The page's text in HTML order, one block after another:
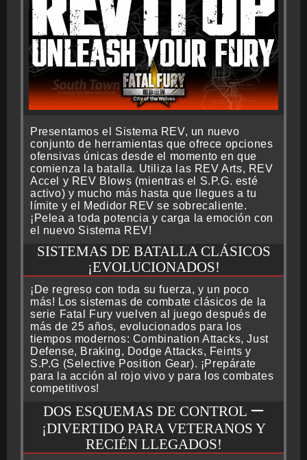
Presentamos el Sistema REV, un nuevo
conjunto de herramientas que ofrece opciones
ofensivas únicas desde el momento en que
comienza la batalla. Utiliza las REV Arts, REV
Accel y REV Blows (mientras el S.P.G. esté
activo) y mucho más hasta que llegues a tu
límite y el Medidor REV se sobrecaliente.
¡Pelea a toda potencia y carga la emoción con
el nuevo Sistema REV!
SISTEMAS DE BATALLA CLÁSICOS
¡EVOLUCIONADOS!
¡De regreso con toda su fuerza, y un poco
más! Los sistemas de combate clásicos de la
serie Fatal Fury vuelven al juego después de
más de 25 años, evolucionados para los
tiempos modernos: Combination Attacks, Just
Defense, Braking, Dodge Attacks, Feints y
S.P.G (Selective Position Gear). ¡Prepárate
para la acción al rojo vivo y para los combates
competitivos!
DOS ESQUEMAS DE CONTROL ー
¡DIVERTIDO PARA VETERANOS Y
RECIÉN LLEGADOS!